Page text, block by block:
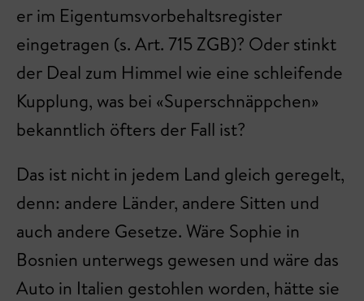
er im Eigentumsvorbehaltsregister
eingetragen (s. Art. 715 ZGB)? Oder stinkt
der Deal zum Himmel wie eine schleifende
Kupplung, was bei «Superschnäppchen»
bekanntlich öfters der Fall ist?
Das ist nicht in jedem Land gleich geregelt,
denn: andere Länder, andere Sitten und
auch andere Gesetze. Wäre Sophie in
Bosnien unterwegs gewesen und wäre das
Auto in Italien gestohlen worden, hätte sie